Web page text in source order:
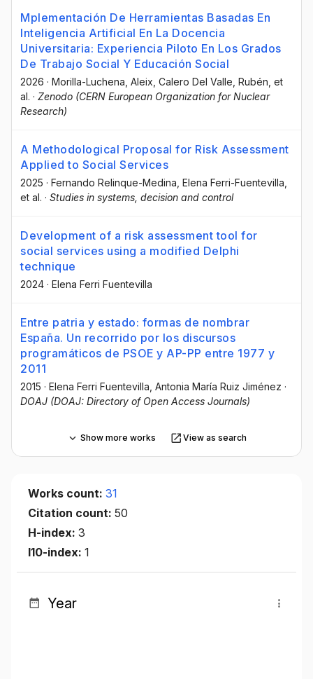
Mplementación De Herramientas Basadas En
Inteligencia Artificial En La Docencia
Universitaria: Experiencia Piloto En Los Grados
De Trabajo Social Y Educación Social
2026 · Morilla-Luchena, Aleix , Calero Del Valle, Rubén , et
al. · Zenodo (CERN European Organization for Nuclear
Research)
A Methodological Proposal for Risk Assessment
Applied to Social Services
2025 · Fernando Relinque-Medina , Elena Ferri-Fuentevilla
et al. · Studies in systems, decision and control
Development of a risk assessment tool for
social services using a modified Delphi
technique
2024 · Elena Ferri Fuentevilla
Entre patria y estado: formas de nombrar
España. Un recorrido por los discursos
programáticos de PSOE y AP-PP entre 1977 y
2011
2015 · Elena Ferri Fuentevilla , Antonia María Ruiz Jiménez ·
DOAJ (DOAJ: Directory of Open Access Journals)
Show more works View as search
Works count: 31
Citation count: 50
H-index: 3
I10-index: 1
Year